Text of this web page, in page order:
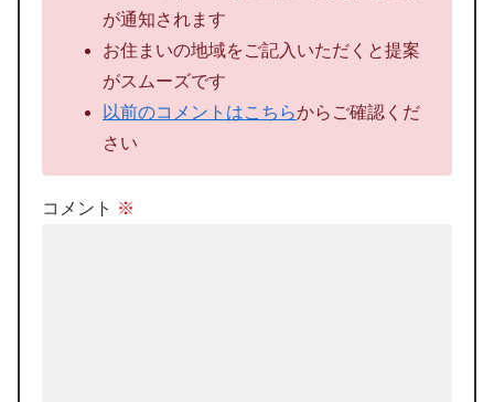
が通知されます
お住まいの地域をご記入いただくと提案
がスムーズです
以前のコメントはこちらからご確認くだ
さい
コメント ※